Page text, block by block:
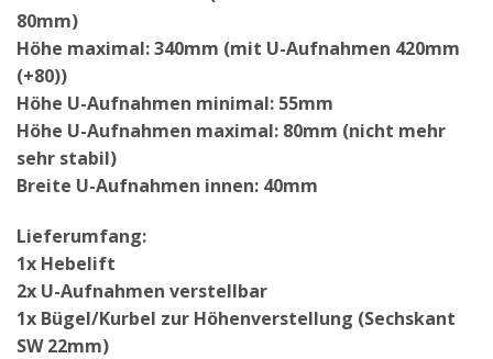
80mm)
Höhe maximal: 340mm (mit U-Aufnahmen 420mm
(+80))
Höhe U-Aufnahmen minimal: 55mm
Höhe U-Aufnahmen maximal: 80mm (nicht mehr
sehr stabil)
Breite U-Aufnahmen innen: 40mm
Lieferumfang:
1x Hebelift
2x U-Aufnahmen verstellbar
1x Bügel/Kurbel zur Höhenverstellung (Sechskant
SW 22mm)